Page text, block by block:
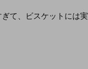
て、ビスケットには実